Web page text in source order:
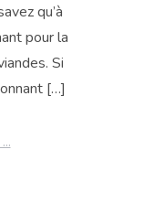
qu’à
pour la
Si
[…]